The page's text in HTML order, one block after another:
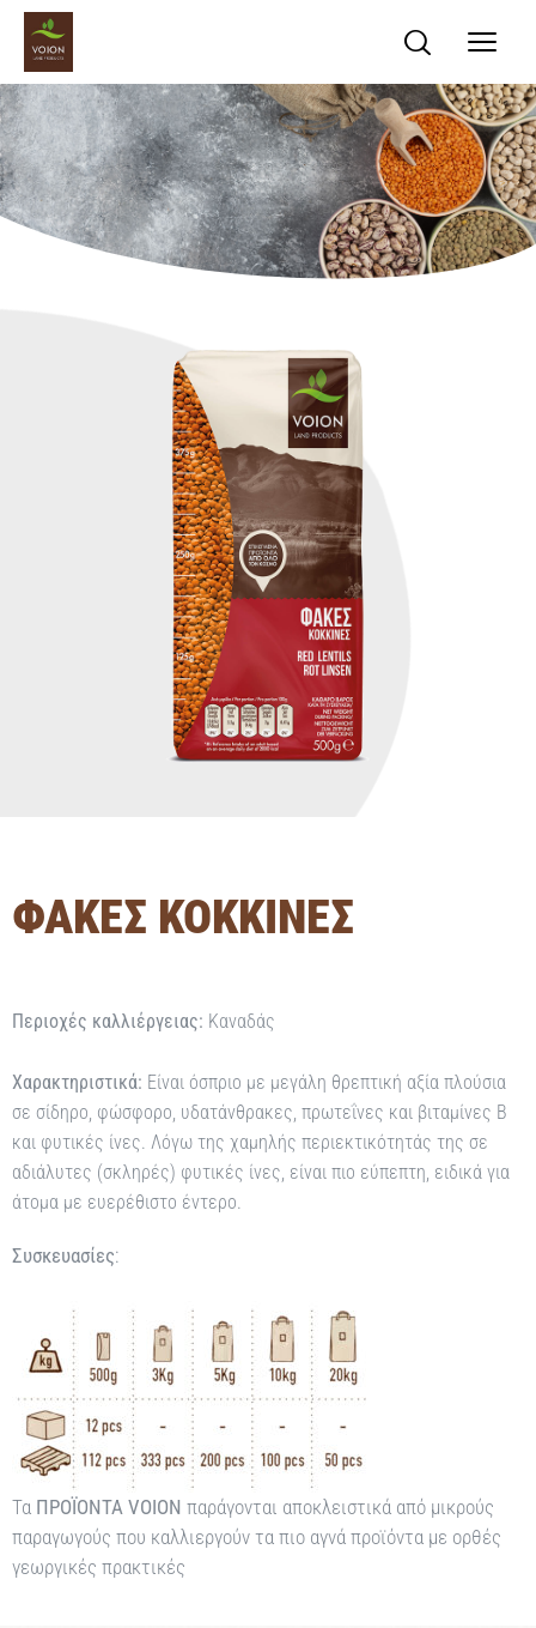
ΦΑΚΕΣ ΚΟΚΚΙΝΕΣ
Περιοχές καλλιέργειας: Καναδάς
Χαρακτηριστικά: Είναι όσπριο με μεγάλη θρεπτική αξία πλούσια
σε σίδηρο, φώσφορο, υδατάνθρακες, πρωτεΐνες και βιταμίνες Β
και φυτικές ίνες. Λόγω της χαμηλής περιεκτικότητάς της σε
αδιάλυτες (σκληρές) φυτικές ίνες, είναι πιο εύπεπτη, ειδικά για
άτομα με ευερέθιστο έντερο.
Συσκευασίες:
Τα ΠΡΟΪΟΝΤΑ VOION παράγονται αποκλειστικά από μικρούς
παραγωγούς που καλλιεργούν τα πιο αγνά προϊόντα με ορθές
γεωργικές πρακτικές